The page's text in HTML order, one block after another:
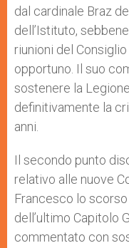
dal cardinale Braz
dell’Istituto,
riunioni del
opportuno. Il suo
sostenere la
definitivamente la
anni.
Il secondo punto
relativo alle nuove
Francesco lo scorso
dell’ultimo Capitolo
commentato con